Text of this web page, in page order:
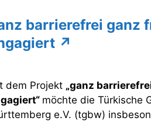
barrierefrei ganz
↗
dem Projekt „ganz
möchte die Türkische
e.V. (tgbw)